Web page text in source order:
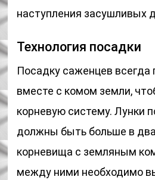
наступления засушливых
Технология посадки
Посадку саженцев всегда
вместе с комом земли,
корневую систему. Лунки
должны быть больше в
корневища с земляным
между ними необходимо